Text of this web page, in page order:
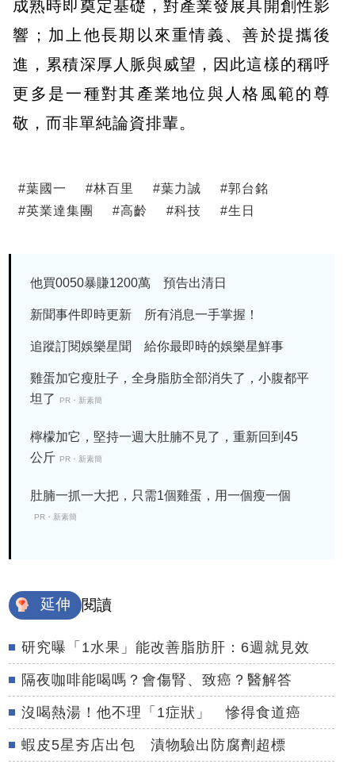
成熟時即奠定基礎，對產業發展具開創性影
響；加上他長期以來重情義、善於提攜後
進，累積深厚人脈與威望，因此這樣的稱呼
更多是一種對其產業地位與人格風範的尊
敬，而非單純論資排輩。
#葉國一 #林百里 #葉力誠 #郭台銘
#英業達集團 #高齡 #科技 #生日
他買0050暴賺1200萬 預告出清日
新聞事件即時更新 所有消息一手掌握！
追蹤訂閱娛樂星聞 給你最即時的娛樂星鮮事
雞蛋加它瘦肚子，全身脂肪全部消失了，小腹都平
坦了
PR・新素簡
檸檬加它，堅持一週大肚腩不見了，重新回到45
公斤 PR・新素簡
肚腩一抓一大把，只需1個雞蛋，用一個瘦一個
PR・新素簡
延伸 閱讀
研究曝「1水果」能改善脂肪肝：6週就見效
隔夜咖啡能喝嗎？會傷腎、致癌？醫解答
沒喝熱湯！他不理「1症狀」 慘得食道癌
蝦皮5星夯店出包 漬物驗出防腐劑超標